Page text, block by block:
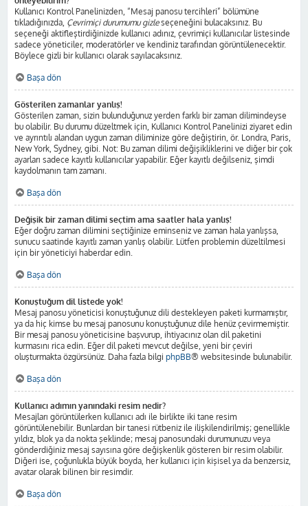
Kullanıcı Kontrol Panelinizden, “Mesaj panosu tercihleri” bölümüne
tıkladığınızda, Çevrimiçi durumumu gizleseçeneğini bulacaksınız. Bu
seçeneği aktifleştirdiğinizde kullanıcı adınız, çevrimiçi kullanıcılar listesinde
sadece yöneticiler, moderatörler ve kendiniz tarafından görüntülenecektir.
Böylece gizli bir kullanıcı olarak sayılacaksınız.
Başa dön
Gösterilen zamanlar yanlış!
Gösterilen zaman, sizin bulunduğunuz yerden farklı bir zaman dilimindeyse
bu olabilir. Bu durumu düzeltmek için, Kullanıcı Kontrol Panelinizi ziyaret edin
ve ayrıntılı alandan uygun zaman diliminize göre değiştirin, ör. Londra, Paris,
New York, Sydney, gibi. Not: Bu zaman dilimi değişikliklerini ve diğer bir çok
ayarları sadece kayıtlı kullanıcılar yapabilir. Eğer kayıtlı değilseniz, şimdi
kaydolmanın tam zamanı.
Başa dön
Değişik bir zaman dilimi seçtim ama saatler hala yanlış!
Eğer doğru zaman dilimini seçtiğinize eminseniz ve zaman hala yanlışsa,
sunucu saatinde kayıtlı zaman yanlış olabilir. Lütfen problemin düzeltilmesi
için bir yöneticiyi haberdar edin.
Başa dön
Konuştuğum dil listede yok!
Mesaj panosu yöneticisi konuştuğunuz dili destekleyen paketi kurmamıştır,
ya da hiç kimse bu mesaj panosunu konuştuğunuz dile henüz çevirmemiştir.
Bir mesaj panosu yöneticisine başvurup, ihtiyacınız olan dil paketini
kurmasını rica edin. Eğer dil paketi mevcut değilse, yeni bir çeviri
oluşturmakta özgürsünüz. Daha fazla bilgi phpBB® websitesinde bulunabilir.
Başa dön
Kullanıcı adımın yanındaki resim nedir?
Mesajları görüntülerken kullanıcı adı ile birlikte iki tane resim
görüntülenebilir. Bunlardan bir tanesi rütbeniz ile ilişkilendirilmiş; genellikle
yıldız, blok ya da nokta şeklinde; mesaj panosundaki durumunuzu veya
gönderdiğiniz mesaj sayısına göre değişkenlik gösteren bir resim olabilir.
Diğeri ise, çoğunlukla büyük boyda, her kullanıcı için kişisel ya da benzersiz,
avatar olarak bilinen bir resimdir.
Başa dön